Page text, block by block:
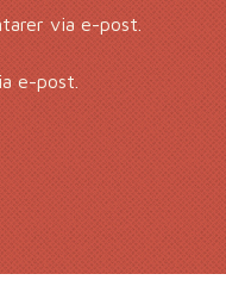
via e-post.
e-post.